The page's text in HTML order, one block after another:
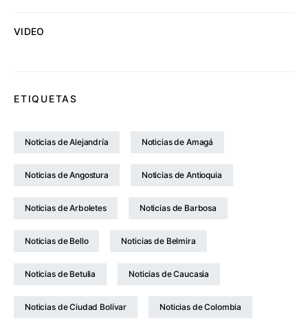
VIDEO
ETIQUETAS
Noticias de Alejandría Noticias de Amagá
Noticias de Angostura Noticias de Antioquia
Noticias de Arboletes Noticias de Barbosa
Noticias de Bello Noticias de Belmira
Noticias de Betulia Noticias de Caucasia
Noticias de Ciudad Bolívar Noticias de Colombia